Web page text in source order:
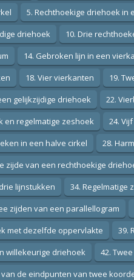
5. Rechthoekige driehoek in
driehoek
10. Drie
14. Gebroken lijn in een
18. Vier vierkanten 19.
gelijkzijdige driehoek
22.
en regelmatige zeshoek
24.
in een halve cirkel
28.
zijde van een rechthoekige
lijnstukken
34. Regelmatige
zijden van een parallellogram
met dezelfde oppervlakte
39.
willekeurige driehoek
42.
de eindpunten van twee